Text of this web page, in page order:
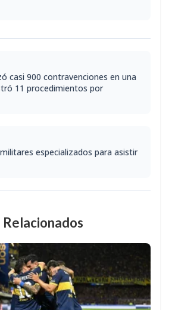
casi 900 contravenciones en una
11 procedimientos por
especializados para asistir